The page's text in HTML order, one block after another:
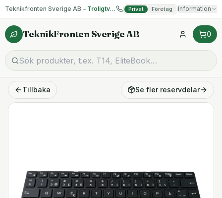
Teknikfronten Sverige AB – Troligtvis billigast på begagnad IT! Privat Företag Information
TeknikFronten Sverige AB 0
Tillbaka Se fler reservdelar